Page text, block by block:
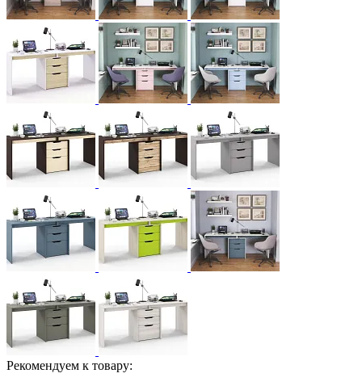
Рекомендуем к товару: